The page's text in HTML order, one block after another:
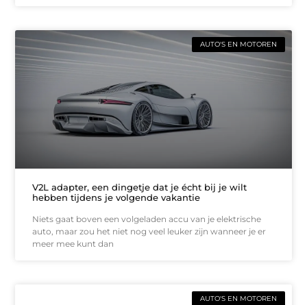
AUTO'S EN MOTOREN
V2L adapter, een dingetje dat je écht bij je wilt
hebben tijdens je volgende vakantie
Niets gaat boven een volgeladen accu van je elektrische
auto, maar zou het niet nog veel leuker zijn wanneer je er
meer mee kunt dan
AUTO'S EN MOTOREN